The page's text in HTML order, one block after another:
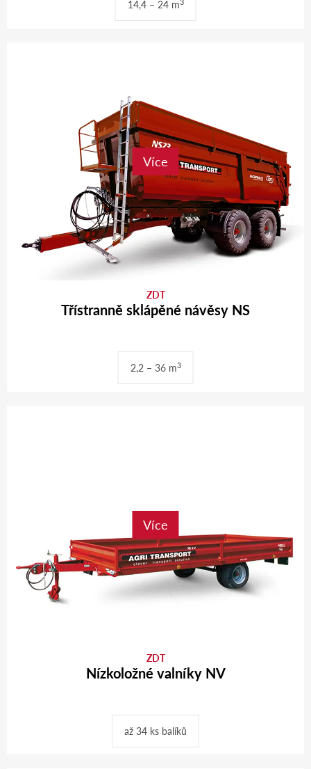
14,4 – 24 m
Více
ZDT
Třístranně sklápěné návěsy NS
2,2 – 36 m3
Více
ZDT
Nízkoložné valníky NV
až 34 ks balíků